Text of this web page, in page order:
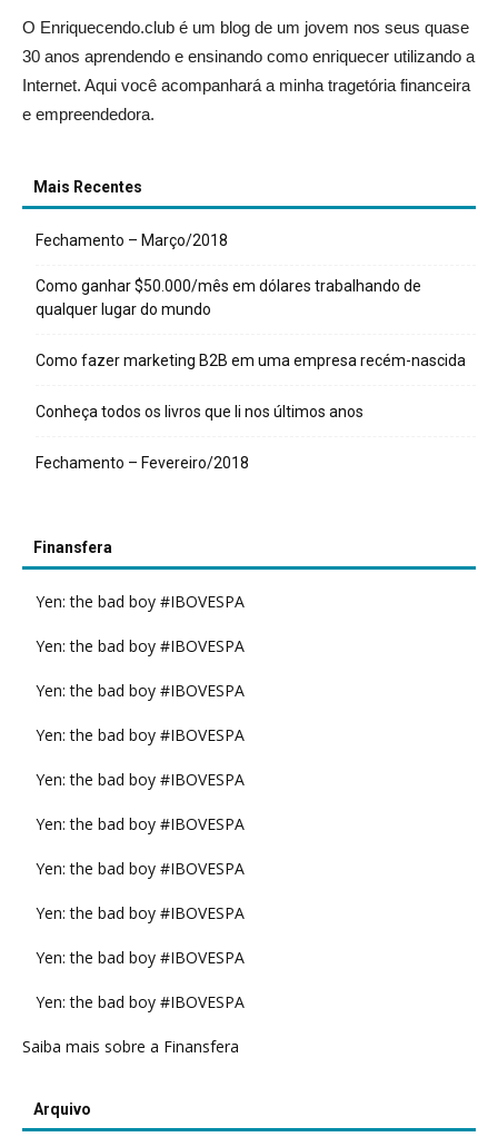
O Enriquecendo.club é um blog de um jovem nos seus quase
30 anos aprendendo e ensinando como enriquecer utilizando a
Internet. Aqui você acompanhará a minha tragetória financeira
e empreendedora.
Mais Recentes
Fechamento – Março/2018
Como ganhar $50.000/mês em dólares trabalhando de
qualquer lugar do mundo
Como fazer marketing B2B em uma empresa recém-nascida
Conheça todos os livros que li nos últimos anos
Fechamento – Fevereiro/2018
Finansfera
Yen: the bad boy #IBOVESPA
Yen: the bad boy #IBOVESPA
Yen: the bad boy #IBOVESPA
Yen: the bad boy #IBOVESPA
Yen: the bad boy #IBOVESPA
Yen: the bad boy #IBOVESPA
Yen: the bad boy #IBOVESPA
Yen: the bad boy #IBOVESPA
Yen: the bad boy #IBOVESPA
Yen: the bad boy #IBOVESPA
Saiba mais sobre a Finansfera
Arquivo